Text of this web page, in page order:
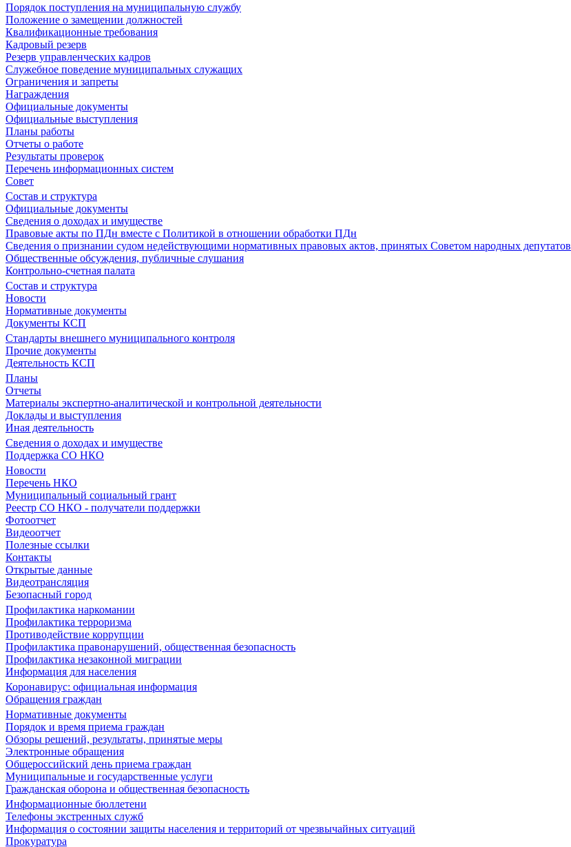
Порядок поступления на муниципальную службу
Положение о замещении должностей
Квалификационные требования
Кадровый резерв
Резерв управленческих кадров
Служебное поведение муниципальных служащих
Ограничения и запреты
Награждения
Официальные документы
Официальные выступления
Планы работы
Отчеты о работе
Результаты проверок
Перечень информационных систем
Совет
Состав и структура
Официальные документы
Сведения о доходах и имуществе
Правовые акты по ПДн вместе с Политикой в отношении обработки ПДн
Сведения о признании судом недействующими нормативных правовых актов, принятых Советом народных депутатов
Общественные обсуждения, публичные слушания
Контрольно-счетная палата
Состав и структура
Новости
Нормативные документы
Документы КСП
Стандарты внешнего муниципального контроля
Прочие документы
Деятельность КСП
Планы
Отчеты
Материалы экспертно-аналитической и контрольной деятельности
Доклады и выступления
Иная деятельность
Сведения о доходах и имуществе
Поддержка СО НКО
Новости
Перечень НКО
Муниципальный социальный грант
Реестр СО НКО - получатели поддержки
Фотоотчет
Видеоотчет
Полезные ссылки
Контакты
Открытые данные
Видеотрансляция
Безопасный город
Профилактика наркомании
Профилактика терроризма
Противодействие коррупции
Профилактика правонарушений, общественная безопасность
Профилактика незаконной миграции
Информация для населения
Коронавирус: официальная информация
Обращения граждан
Нормативные документы
Порядок и время приема граждан
Обзоры решений, результаты, принятые меры
Электронные обращения
Общероссийский день приема граждан
Муниципальные и государственные услуги
Гражданская оборона и общественная безопасность
Информационные бюллетени
Телефоны экстренных служб
Информация о состоянии защиты населения и территорий от чрезвычайных ситуаций
Прокуратура